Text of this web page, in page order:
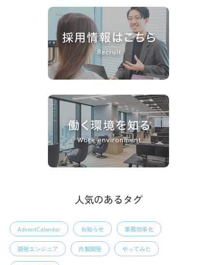
人気のあるタグ
AdventCalendar お知らせ 業務効率化
開発エンジニア 内製開発 やってみた